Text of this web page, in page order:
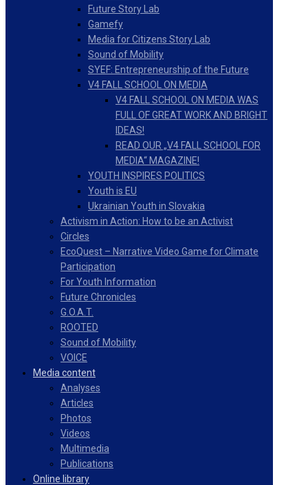
Future Story Lab
Gamefy
Media for Citizens Story Lab
Sound of Mobility
SYEF: Entrepreneurship of the Future
V4 FALL SCHOOL ON MEDIA
V4 FALL SCHOOL ON MEDIA WAS
FULL OF GREAT WORK AND BRIGHT
IDEAS!
READ OUR „V4 FALL SCHOOL FOR
MEDIA“ MAGAZINE!
YOUTH INSPIRES POLITICS
Youth is EU
Ukrainian Youth in Slovakia
Activism in Action: How to be an Activist
Circles
EcoQuest – Narrative Video Game for Climate
Participation
For Youth Information
Future Chronicles
G.O.A.T.
ROOTED
Sound of Mobility
VOICE
Media content
Analyses
Articles
Photos
Videos
Multimedia
Publications
Online library